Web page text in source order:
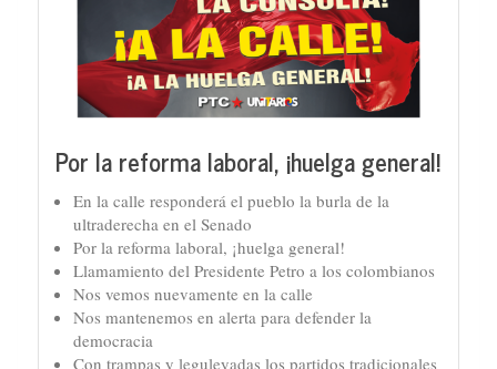
Por la reforma laboral, ¡huelga general!
En la calle responderá el pueblo la burla de la
ultraderecha en el Senado
Por la reforma laboral, ¡huelga general!
Llamamiento del Presidente Petro a los colombianos
Nos vemos nuevamente en la calle
Nos mantenemos en alerta para defender la
democracia
Con trampas y leguleyadas los partidos tradicionales